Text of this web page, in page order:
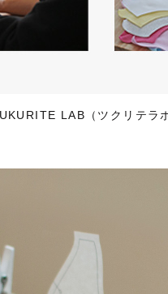
LAB（ツクリテラ